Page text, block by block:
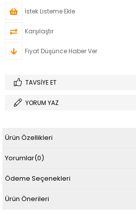
İstek Listeme Ekle
Karşılaştır
Fiyat Düşünce Haber Ver
TAVSIYE ET
YORUM YAZ
Ürün Özellikleri
Yorumlar(0)
Ödeme Seçenekleri
Ürün Önerileri